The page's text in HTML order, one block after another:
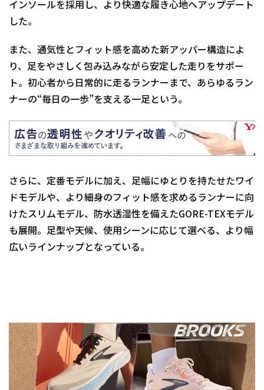
インソールを採用し、より快適な履き心地へアップデート
した。
また、通気性とフィット感を高めた新アッパー構造によ
り、足をやさしく包み込みながら安定した走りをサポー
ト。初心者から日常的に走るランナーまで、あらゆるラン
ナーの“毎日の一歩”を支える一足という。
さらに、定番モデルに加え、足幅にゆとりを持たせたワイ
ドモデルや、より細身のフィット感を求めるランナーに向
けたスリムモデル、防水透湿性を備えたGORE-TEXモデル
も展開。足型や天候、使用シーンに応じて選べる、より幅
広いラインナップとなっている。